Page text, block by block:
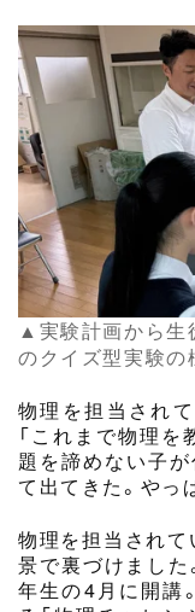
▲ 実験計画から生
のクイズ型実験の
物理を担当され
「これまで物理
題を諦めない子が
て出てきた。やっ
物理を担当されて
景で裏づけまし
年生の4月に開講